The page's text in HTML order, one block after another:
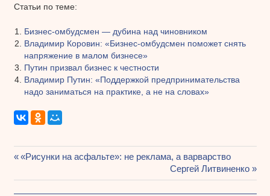
Статьи по теме:
Бизнес-омбудсмен — дубина над чиновником
Владимир Коровин: «Бизнес-омбудсмен поможет снять
напряжение в малом бизнесе»
Путин призвал бизнес к честности
Владимир Путин: «Поддержкой предпринимательства
надо заниматься на практике, а не на словах»
Предыдущая
«Рисунки на асфальте»: не реклама, а варварство
Следующая
запись:
Сергей Литвиненко